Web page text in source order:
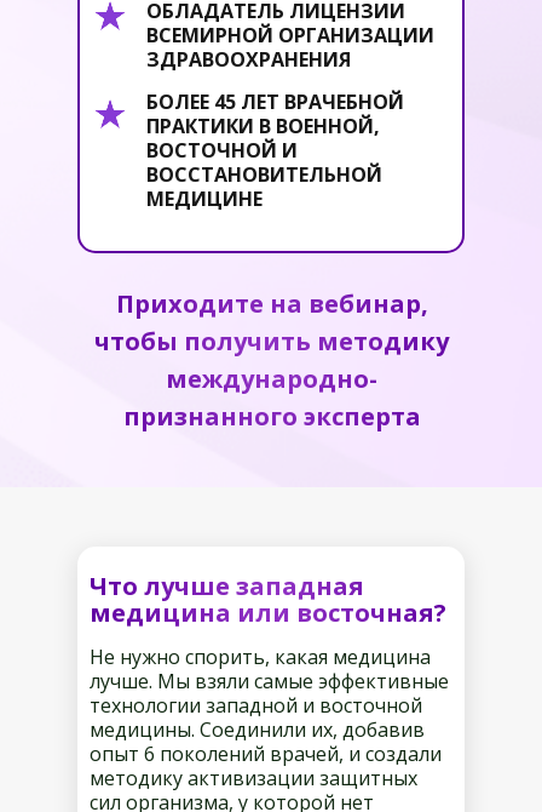
ОБЛАДАТЕЛЬ ЛИЦЕНЗИИ
ВСЕМИРНОЙ ОРГАНИЗАЦИИ
ЗДРАВООХРАНЕНИЯ
БОЛЕЕ 45 ЛЕТ ВРАЧЕБНОЙ
ПРАКТИКИ В ВОЕННОЙ,
ВОСТОЧНОЙ И
ВОССТАНОВИТЕЛЬНОЙ
МЕДИЦИНЕ
Приходите на вебинар,
чтобы получить методику
международно-
признанного эксперта
Что лучше западная
медицина или восточная?
Не нужно спорить, какая медицина
лучше. Мы взяли самые эффективные
технологии западной и восточной
медицины. Соединили их, добавив
опыт 6 поколений врачей, и создали
методику активизации защитных
сил организма, у которой нет